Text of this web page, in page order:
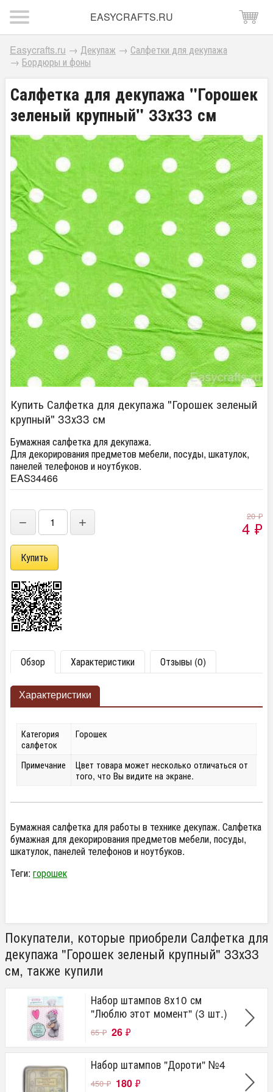
EASYCRAFTS.RU
Easycrafts.ru → Декупаж → Салфетки для декупажа
→ Бордюры и фоны
Салфетка для декупажа "Горошек
зеленый крупный" 33х33 см
Купить Салфетка для декупажа "Горошек зеленый
крупный" 33х33 см
Бумажная салфетка для декупажа.
Для декорирования предметов мебели, посуды, шкатулок,
панелей телефонов и ноутбуков.
EAS34466
− + 20₽
4 ₽
Обзор Характеристики Отзывы (0)
Характеристики
Категория
салфеток
Горошек
Примечание
Цвет товара может несколько отличаться от
того, что Вы видите на экране.
Бумажная салфетка для работы в технике декупаж. Салфетка
бумажная для декорирования предметов мебели, посуды,
шкатулок, панелей телефонов и ноутбуков.
Теги: горошек
Покупатели, которые приобрели Салфетка для
декупажа "Горошек зеленый крупный" 33х33
см, также купили
Набор штампов 8х10 см
"Люблю этот момент" (3 шт.)
65₽ 26 ₽
Набор штампов "Дороти" №4
450₽ 180 ₽